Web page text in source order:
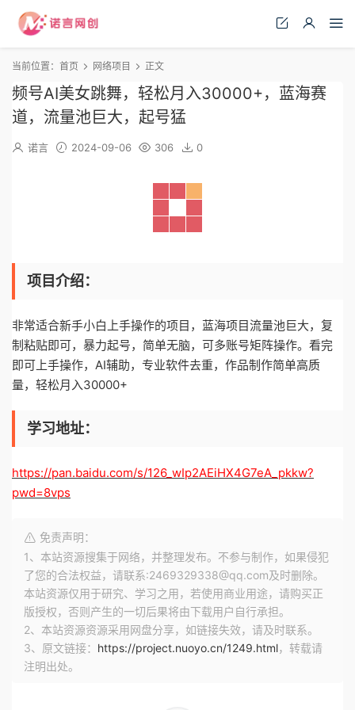
当前位置： 首页 网络项目 正文
频号AI美女跳舞，轻松月入30000+，蓝海赛
道，流量池巨大，起号猛
诺言 2024-09-06 306 0
项目介绍：
非常适合新手小白上手操作的项目，蓝海项目流量池巨大，复
制粘贴即可，暴力起号，简单无脑，可多账号矩阵操作。看完
即可上手操作，AI辅助，专业软件去重，作品制作简单高质
量，轻松月入30000+
学习地址：
https://pan.baidu.com/s/126_wIp2AEiHX4G7eA_pkkw?
pwd=8vps
免责声明：
1、本站资源搜集于网络，并整理发布。不参与制作，如果侵犯
了您的合法权益，请联系:2469329338@qq.com及时删除。
本站资源仅用于研究、学习之用，若使用商业用途，请购买正
版授权，否则产生的一切后果将由下载用户自行承担。
2、本站资源资源采用网盘分享，如链接失效，请及时联系。
3、原文链接： https://project.nuoyo.cn/1249.html，转载请
注明出处。